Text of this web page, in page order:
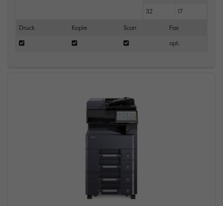
32 17
Druck Kopie Scan Fax
opt.